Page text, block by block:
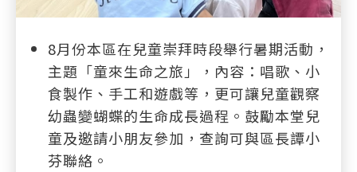
8月份本區在兒童崇拜時段舉行暑期活動，
主題「童來生命之旅」，內容：唱歌、小
食製作、手工和遊戲等，更可讓兒童觀察
幼蟲變蝴蝶的生命成長過程。鼓勵本堂兒
童及邀請小朋友參加，查詢可與區長譚小
芬聯絡。